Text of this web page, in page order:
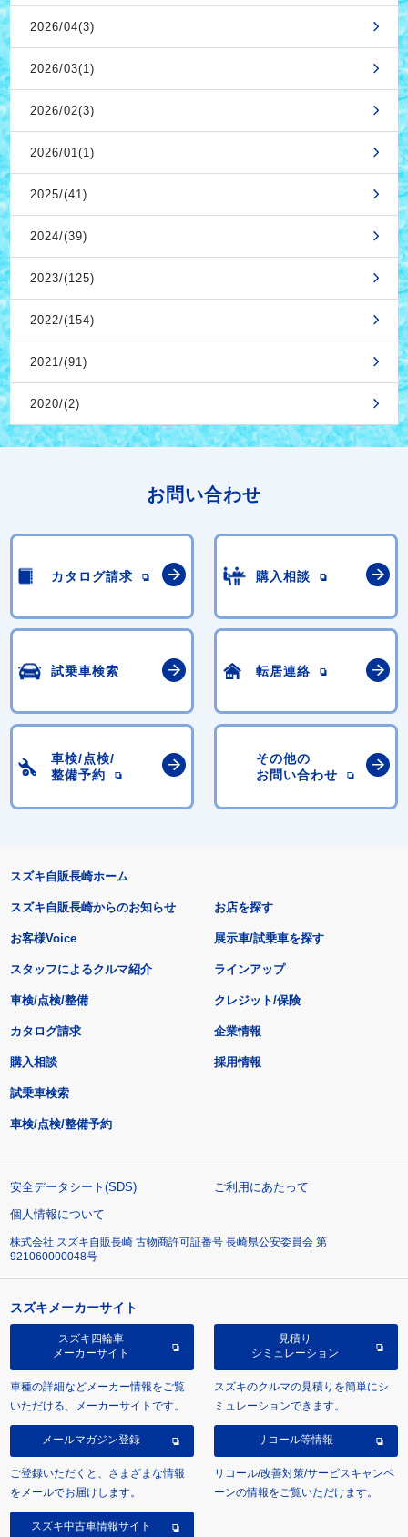
2026/04(3)
2026/03(1)
2026/02(3)
2026/01(1)
2025/(41)
2024/(39)
2023/(125)
2022/(154)
2021/(91)
2020/(2)
お問い合わせ
カタログ請求 購入相談
試乗車検索 転居連絡
車検/点検/
整備予約
その他の
お問い合わせ
スズキ自販長崎ホーム
スズキ自販長崎からのお知らせ
お客様Voice
スタッフによるクルマ紹介
お店を探す
展示車/試乗車を探す
ラインアップ
車検/点検/整備 クレジット/保険
カタログ請求
購入相談
試乗車検索
車検/点検/整備予約
企業情報
採用情報
安全データシート(SDS)
ご利用にあたって
個人情報について
株式会社 スズキ自販長崎 古物商許可証番号 長崎県公安委員会 第
921060000048号
スズキメーカーサイト
スズキ四輪車
メーカーサイト
車種の詳細などメーカー情報をご覧
いただける、メーカーサイトです。
見積り
シミュレーション
スズキのクルマの見積りを簡単にシ
ミュレーションできます。
メールマガジン登録
ご登録いただくと、さまざまな情報
をメールでお届けします。
リコール等情報
リコール/改善対策/サービスキャンペ
ーンの情報をご覧いただけます。
スズキ中古車情報サイト